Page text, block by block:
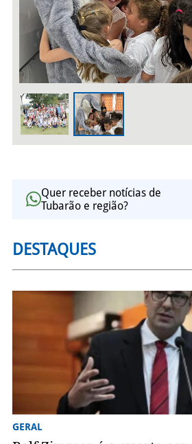
Quer receber notícias de
Tubarão e região?
DESTAQUES
GERAL